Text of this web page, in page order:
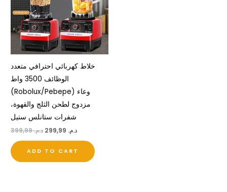
خلاط كهربائي احترافي متعدد
الوظائف 3500 واط
(Robolux/Pebepe) وعاء
مزدوج لطحن الثلج والقهوة،
شفرات ستانلس ستيل
د.م.399,99 د.م.
ADD TO CART